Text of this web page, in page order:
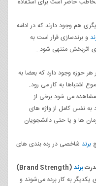
حاضر است برای استفاده
هم وجود دارند که در ادامه
و برندسازی قرار است به
اثربخش منتهی شود…
حوزه وجود دارد که بعضا به
اشتباها به کار می رود.
می شود برخی از
به نفس کامل از واژه های
ها و یا حتی دانشجویان
برند شاخصی در رده بندی های
برند(Brand Strength)
یکدیگر به کار برده می‌شوند و